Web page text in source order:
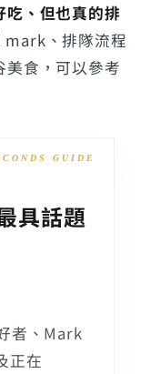
吃、但也真的排
mark、排隊流程
美食，可以參考
具話題
者、Mark
正在